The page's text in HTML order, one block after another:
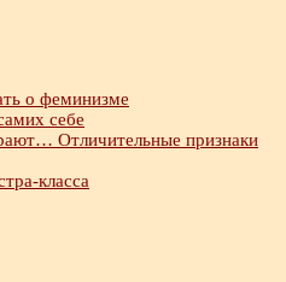
о феминизме
себе
Отличительные признаки
класса